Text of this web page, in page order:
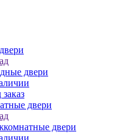
двери
двери
двери